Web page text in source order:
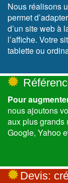
Nous réalisons
permet
d’un site web à
l’affiche. Votre
tablette ou
Pour
nous ajoutons
aux plus grands
Google, Yahoo
certificate
Devis: